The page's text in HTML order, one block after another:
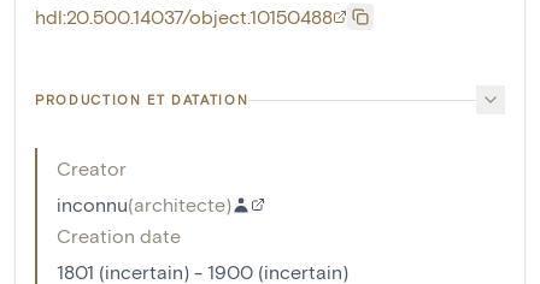
hdl:20.500.14037/object.10150488
PRODUCTION ET DATATION
Creator
inconnu(architecte)
Creation date
1801 (incertain) - 1900 (incertain)